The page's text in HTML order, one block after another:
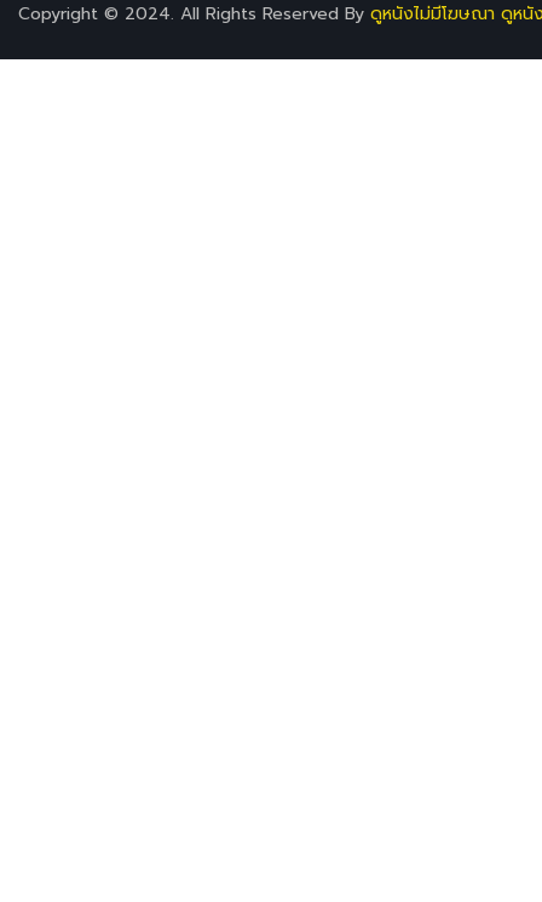
Copyright © 2024. All Rights Reserved By ดูหนังไม่มีโฆษณา ดูหนั